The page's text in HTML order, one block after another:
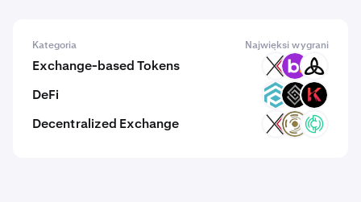
Kategoria Najwięksi wygrani
Exchange-based Tokens EXCC BNS MDEX
DeFi TRADE DECT KAR
Decentralized Exchange EXCC ADO ZIX